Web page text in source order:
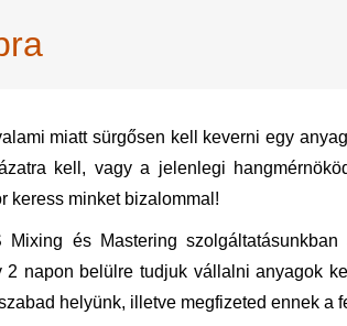
miatt sürgősen kell keverni egy
kell, vagy a jelenlegi
keress minket bizalommal!
Mixing és Mastering szolgáltatásunkban
2 napon belülre tudjuk vállalni anyagok
helyünk, illetve megfizeted ennek a